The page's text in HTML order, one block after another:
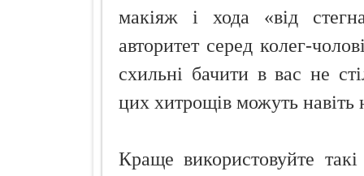
макіяж і хода «від
авторитет серед колег-
схильні бачити в вас не
цих хитрощів можуть навіть
Краще використовуйте